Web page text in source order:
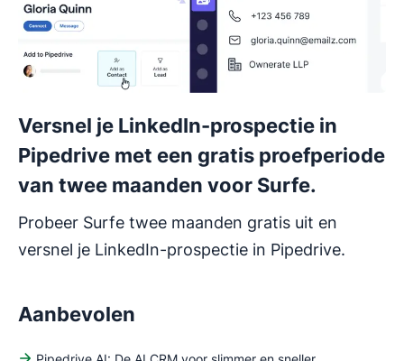
Versnel je LinkedIn-prospectie in
Pipedrive met een gratis proefperiode
van twee maanden voor Surfe.
Probeer Surfe twee maanden gratis uit en
versnel je LinkedIn-prospectie in Pipedrive.
Aanbevolen